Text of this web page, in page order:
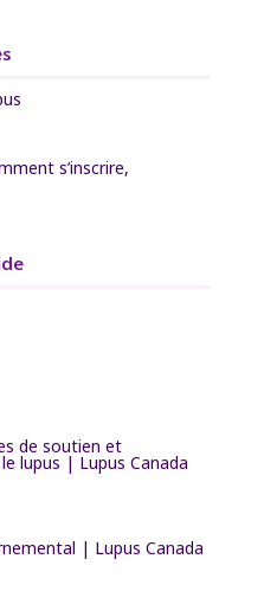
s’inscrire,
de soutien et
lupus | Lupus Canada
| Lupus Canada